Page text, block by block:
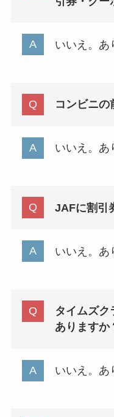
いいえ。あ
コンビニの
いいえ。あ
JAFに割引
いいえ。あ
タイムズク
ありますか
いいえ。あ